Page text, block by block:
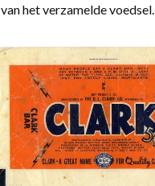
van het verzamelde voedsel.